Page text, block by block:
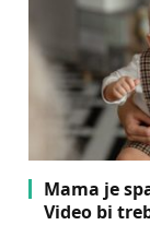
Mama je
Video bi